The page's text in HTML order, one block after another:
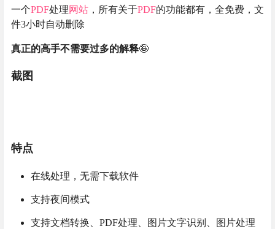
一个PDF处理网站 ，所有关于PDF的功能都有，全免费，文
件3小时自动删除
真正的高手不需要过多的解释🤪
截图
特点
在线处理，无需下载软件
支持夜间模式
支持文档转换、PDF处理、图片文字识别、图片处理